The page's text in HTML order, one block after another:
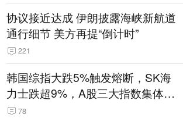
协议接近达成 伊朗披露海峡新航道
通行细节 美方再提“倒计时”
221
韩国综指大跌5%触发熔断，SK海
力士跌超9%，A股三大指数集体低
开 78